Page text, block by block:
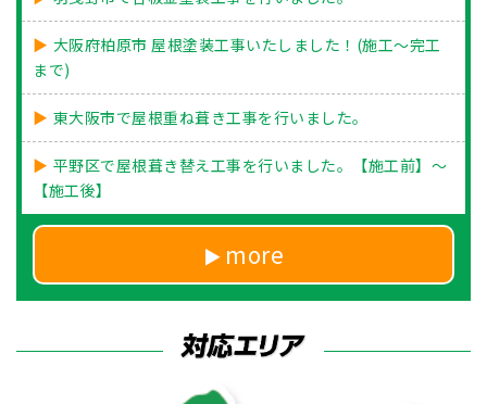
大阪府柏原市 屋根塗装工事いたしました！(施工～完工
まで)
東大阪市で屋根重ね葺き工事を行いました。
平野区で屋根葺き替え工事を行いました。【施工前】～
【施工後】
more